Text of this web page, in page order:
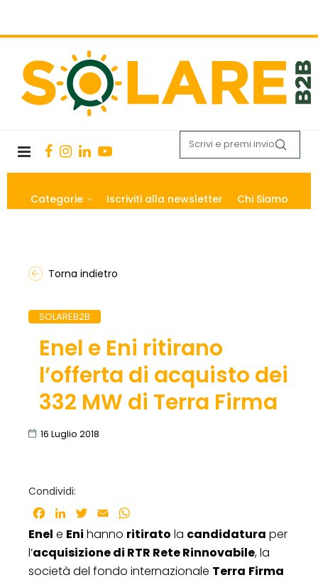
Categorie Iscriviti alla newsletter Chi Siamo
Torna indietro
SOLAREB2B
Enel e Eni ritirano
l’offerta di acquisto dei
332 MW di Terra Firma
16 Luglio 2018
Condividi:
Facebook
LinkedInTwitter
Email
Enel e Eni hanno ritirato la candidatura per
l’acquisizione di RTR Rete Rinnovabile, la
società del fondo internazionale Terra Firma